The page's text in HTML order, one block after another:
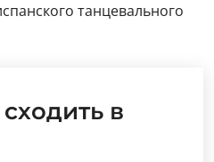
танцевального
в